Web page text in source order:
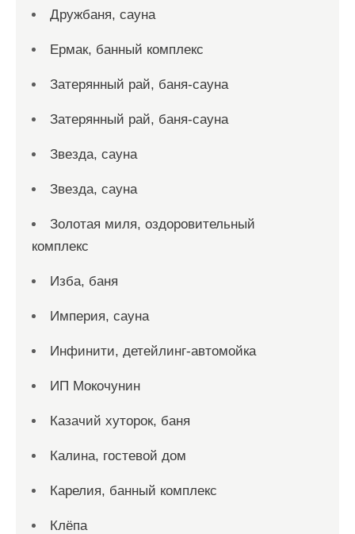
Дружбаня, сауна
Ермак, банный комплекс
Затерянный рай, баня-сауна
Затерянный рай, баня-сауна
Звезда, сауна
Звезда, сауна
Золотая миля, оздоровительный
комплекс
Изба, баня
Империя, сауна
Инфинити, детейлинг-автомойка
ИП Мокочунин
Казачий хуторок, баня
Калина, гостевой дом
Карелия, банный комплекс
Клёпа